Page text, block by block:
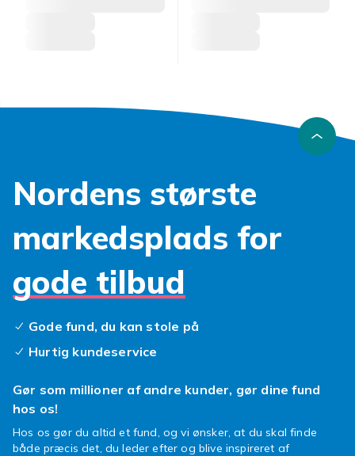
Nordens største
markedsplads for
gode tilbud
Gode fund, du kan stole på
Hurtig kundeservice
Gør som millioner af andre kunder, gør dine fund
hos os!
Hos os gør du altid et fund, og vi ønsker, at du skal finde
både præcis det, du leder efter og blive inspireret af